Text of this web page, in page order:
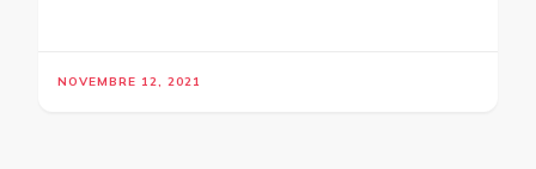
NOVEMBRE 12, 2021